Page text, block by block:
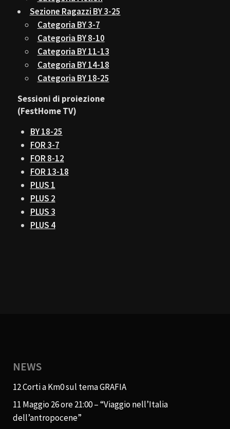
Sezione Ragazzi BY 3-25
Categoria BY 3-7
Categoria BY 8-10
Categoria BY 11-13
Categoria BY 14-18
Categoria BY 18-25
Sessioni di proiezione
(FestHome TV)
BY 18-25
FOR 3-7
FOR 8-12
FOR 13-18
PLUS 1
PLUS 2
PLUS 3
PLUS 4
NEWS
12 Corti a Km0 sul tema GRAFIA
11 Maggio 26 ore 21:00 – “Viaggio nell’Italia
dell’antropocene”